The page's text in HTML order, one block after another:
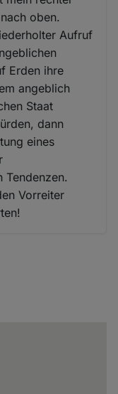
oben.
Aufruf
Erden ihre
angeblich
Staat
dann
eines
Tendenzen.
Vorreiter